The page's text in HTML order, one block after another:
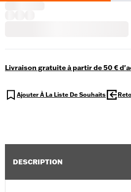
Livraison gratuite à partir de 50 €
Ajouter À La Liste De Souhaits
DESCRIPTION